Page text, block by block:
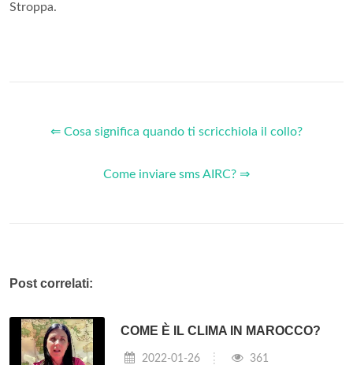
Stroppa.
⇐ Cosa significa quando ti scricchiola il collo?
Come inviare sms AIRC? ⇒
Post correlati:
COME È IL CLIMA IN MAROCCO?
2022-01-26 361